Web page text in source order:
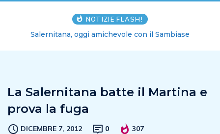
NOTIZIE FLASH!
Salernitana, oggi amichevole con il Sambiase
La Salernitana batte il Martina e
prova la fuga
DICEMBRE 7, 2012 0 307